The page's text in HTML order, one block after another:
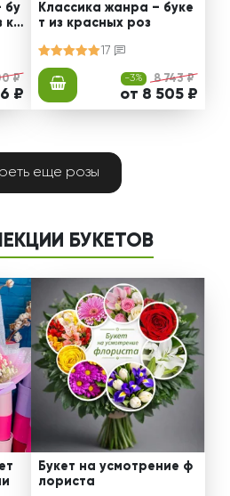
бу
ко
₽
₽
Классика жанра – буке
т из красных роз
17
-3% 8 743 ₽
от 8 505 ₽
еще розы
БУКЕТОВ
Букет на усмотрение ф
лориста